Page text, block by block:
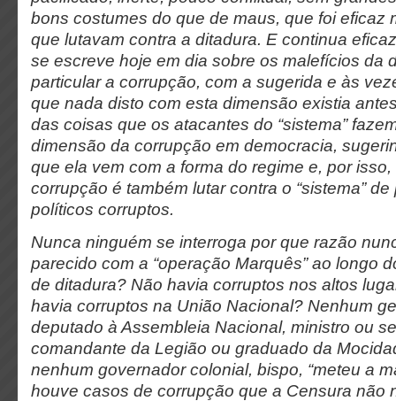
bons costumes do que de maus, que foi eficaz
que lutavam contra a ditadura. E continua
se escreve hoje em dia sobre os malefícios da
particular a corrupção, com a sugerida e às
que nada disto com esta dimensão existia
das coisas que os atacantes do “sistema”
dimensão da corrupção em democracia,
que ela vem com a forma do regime e, por
corrupção é também lutar contra o “sistema” de
políticos corruptos.
Nunca ninguém se interroga por que razão
parecido com a “operação Marquês” ao longo
de ditadura? Não havia corruptos nos altos
havia corruptos na União Nacional? Nenhum
deputado à Assembleia Nacional, ministro ou
comandante da Legião ou graduado da
nenhum governador colonial, bispo, “meteu a
houve casos de corrupção que a Censura não